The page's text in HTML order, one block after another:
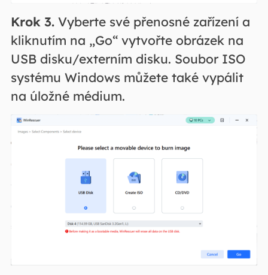
Krok 3.Vyberte své přenosné zařízení a
kliknutím na „Go“ vytvořte obrázek na
USB disku/externím disku. Soubor ISO
systému Windows můžete také vypálit
na úložné médium.